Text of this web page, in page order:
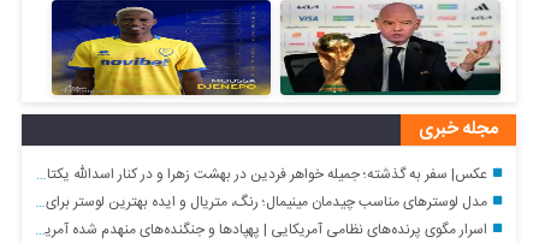
مجله خبری
عکس| سفر به گذشته؛ جمیله خواهر فردین در بهشت زهرا و در کنار اسدالله یکتا؛ سال ۹۷
مدل لوسترهای مناسب چیدمان مینیمال؛ رنگ، متریال و ایده بهترین لوستر برای هر فضا
اسرار مگوی پرنده‌های نظامی آمریکایی | پهپادها و جنگنده‌های منهدم شده آمریکایی توسط نیروی هوافضای سپاه + فیلم